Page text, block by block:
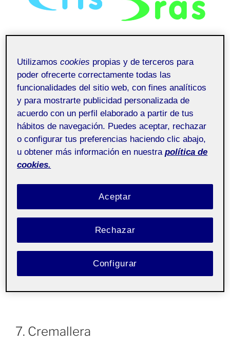
Obtengo una composición parecida a las dos ‘t’ del
movimiento. De esta manera enlazamos con la idea de
niños jugando, que es una de las actividades que
pretendemos que puedan realizar llevando la ropa de la
7. Cremallera
Utilizamoscookies propias y de terceros para
poder ofrecerte correctamente todas las
funcionalidades del sitio web, con fines analíticos
y para mostrarte publicidad personalizada de
acuerdo con un perfil elaborado a partir de tus
hábitos de navegación. Puedes aceptar, rechazar
o configurar tus preferencias haciendo clic abajo,
u obtener más información en nuestra política de
cookies.
Rechazar
Aceptar
Configurar